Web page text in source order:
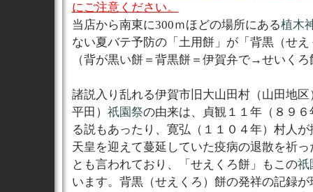
にご注意ください。
当店から南東に300ｍほどの場所にある植木
ない夏バテ予防の「土用餅」が「背黒（せ
（背が黒い餅＝背黒餅＝伊賀弁で→せいく
諸説入り乱れる伊賀市旧大山田村（山田地区
平田） 祇園祭の由来は、貞観１１年（８９
る説もあったり、寛弘（１１０４年）村人
天皇を迎えて蔓延していた疫病の退散を祈
とも言われており、「せえくろ餅」もこの祇
います。背黒（せえくろ）餅の発祥の記録